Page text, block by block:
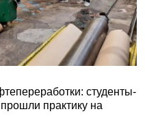
студенты-
практику на